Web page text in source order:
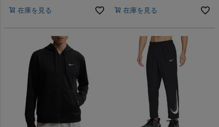
在庫を見る 在庫を見る